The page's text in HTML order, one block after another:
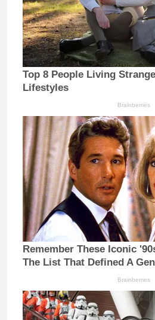
Top 8 People Living
Lifestyles
Brainberries
Remember These Iconic
The List That Defined A
Brainberries